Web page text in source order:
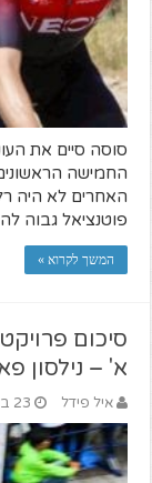
סוסה סיים את
החמישה
האחרים לא היה
פוטנציאל גבוה
המשך לקרוא »
א' – נילסון
איל פידל 23 בדצמבר 2019